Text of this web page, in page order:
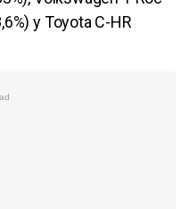
y Toyota C-HR